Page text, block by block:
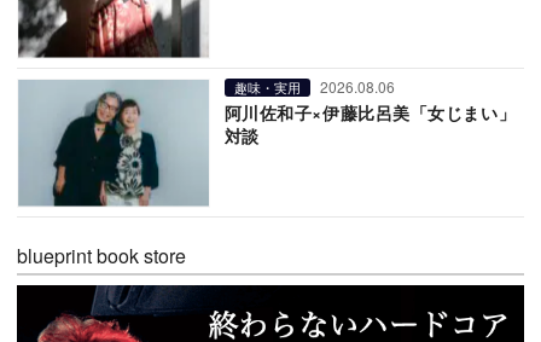
趣味・実用 2026.08.06
阿川佐和子×伊藤比呂美「女じまい」
対談
blueprint book store